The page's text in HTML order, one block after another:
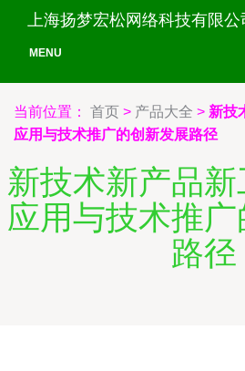
上海扬梦宏松网络科技有限公
MENU
当前位置： 首页 > 产品大全 > 新技
应用与技术推广的创新发展路径
新技术新产品
应用与技术推
路径